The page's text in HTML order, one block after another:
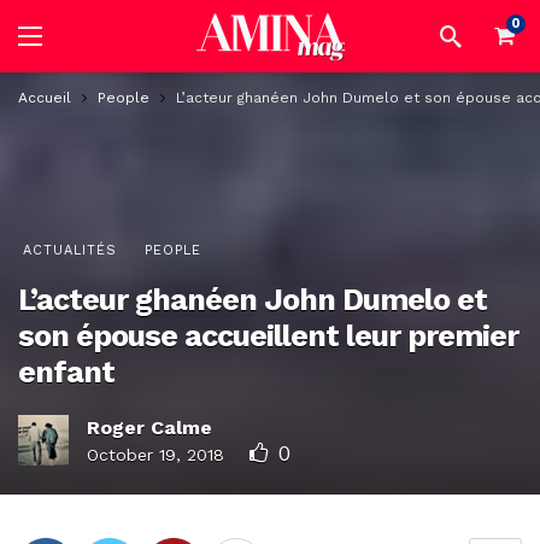
0
Accueil People L’acteur ghanéen John Dumelo et son épouse
ACTUALITÉS PEOPLE
L’acteur ghanéen John Dumelo et
son épouse accueillent leur premier
enfant
Roger Calme
October 19, 2018 0